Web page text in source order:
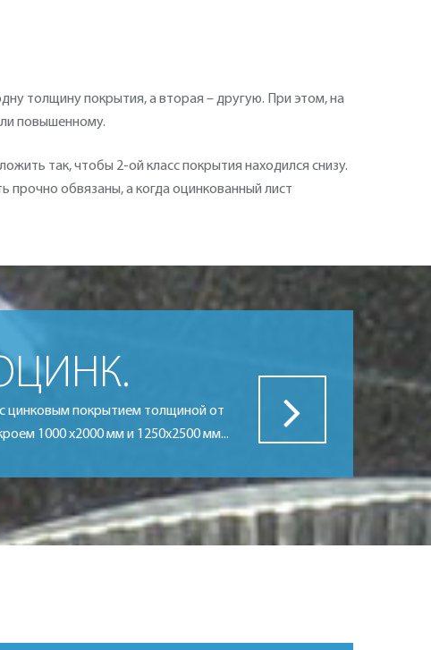
толщину покрытия, а вторая – другую. При этом, на
повышенному.
так, чтобы 2-ой класс покрытия находился снизу.
прочно обвязаны, а когда оцинкованный лист
с цинковым покрытием толщиной от
1000 х2000 мм и 1250х2500 мм...